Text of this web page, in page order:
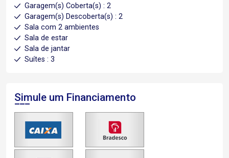
Garagem(s) Coberta(s) : 2
Garagem(s) Descoberta(s) : 2
Sala com 2 ambientes
Sala de estar
Sala de jantar
Suítes : 3
Simule um Financiamento